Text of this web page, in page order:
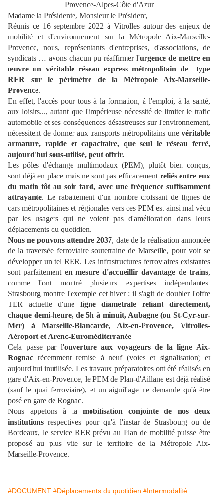
Provence-Alpes-Côte d'Azur
Madame la Présidente, Monsieur le Président,
Réunis ce 16 septembre 2022 à Vitrolles autour des enjeux de
mobilité et d'environnement sur la Métropole Aix-Marseille-
Provence, nous, représentants d'entreprises, d'associations, de
syndicats … avons chacun pu réaffirmer l'urgence de mettre en
œuvre un véritable réseau express métropolitain de type
RER sur le périmètre de la Métropole Aix-Marseille-
Provence.
En effet, l'accès pour tous à la formation, à l'emploi, à la santé,
aux loisirs..., autant que l'impérieuse nécessité de limiter le trafic
automobile et ses conséquences désastreuses sur l'environnement,
nécessitent de donner aux transports métropolitains une véritable
armature, rapide et capacitaire, que seul le réseau ferré,
aujourd'hui sous-utilisé, peut offrir.
Les pôles d'échange multimodaux (PEM), plutôt bien conçus,
sont déjà en place mais ne sont pas efficacement reliés entre eux
du matin tôt au soir tard, avec une fréquence suffisamment
attrayante. Le rabattement d'un nombre croissant de lignes de
cars métropolitaines et régionales vers ces PEM est ainsi mal vécu
par les usagers qui ne voient pas d'amélioration dans leurs
déplacements du quotidien.
Nous ne pouvons attendre 2037, date de la réalisation annoncée
de la traversée ferroviaire souterraine de Marseille, pour voir se
développer un tel RER. Les infrastructures ferroviaires existantes
sont parfaitement en mesure d'accueillir davantage de trains,
comme l'ont montré plusieurs expertises indépendantes.
Strasbourg montre l'exemple cet hiver : il s'agit de doubler l'offre
TER actuelle d'une ligne diamétrale reliant directement,
chaque demi-heure, de 5h à minuit, Aubagne (ou St-Cyr-sur-
Mer) à Marseille-Blancarde, Aix-en-Provence, Vitrolles-
Aéroport et Arenc-Euroméditerranée
Cela passe par l'ouverture aux voyageurs de la ligne Aix-
Rognac récemment remise à neuf (voies et signalisation) et
aujourd'hui inutilisée. Les travaux préparatoires ont été réalisés en
gare d'Aix-en-Provence, le PEM de Plan-d'Aillane est déjà réalisé
(sauf le quai ferroviaire), et un aiguillage ne demande qu'à être
posé en gare de Rognac.
Nous appelons à la mobilisation conjointe de nos deux
institutions respectives pour qu'à l'instar de Strasbourg ou de
Bordeaux, le service RER prévu au Plan de mobilité puisse être
proposé au plus vite sur le territoire de la Métropole Aix-
Marseille-Provence.
#DOCUMENT #Déplacements du quotidien #Intermodalité